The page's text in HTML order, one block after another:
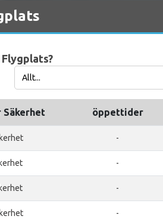
Säkerhet öppettider
-
-
-
-